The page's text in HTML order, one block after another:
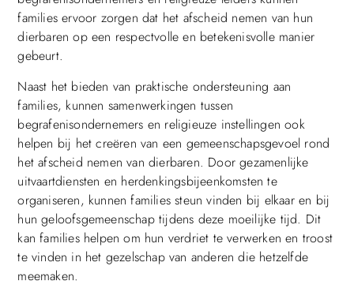
families ervoor zorgen dat het afscheid nemen van hun
dierbaren op een respectvolle en betekenisvolle manier
gebeurt.
Naast het bieden van praktische ondersteuning aan
families, kunnen samenwerkingen tussen
begrafenisondernemers en religieuze instellingen ook
helpen bij het creëren van een gemeenschapsgevoel rond
het afscheid nemen van dierbaren. Door gezamenlijke
uitvaartdiensten en herdenkingsbijeenkomsten te
organiseren, kunnen families steun vinden bij elkaar en bij
hun geloofsgemeenschap tijdens deze moeilijke tijd. Dit
kan families helpen om hun verdriet te verwerken en troost
te vinden in het gezelschap van anderen die hetzelfde
meemaken.